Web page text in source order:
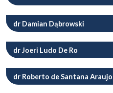
dr Damian Dąbrowski
dr Joeri Ludo De Ro
dr Roberto de Santana Araujo